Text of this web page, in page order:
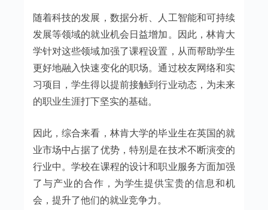
随着科技的发展，数据分析、人工智能和可持续
发展等领域的就业机会日益增加。因此，林肯大
学针对这些领域加强了课程设置，从而帮助学生
更好地融入快速变化的职场。通过校友网络和实
习项目，学生得以提前接触到行业动态，为未来
的职业生涯打下坚实的基础。
因此，综合来看，林肯大学的毕业生在英国的就
业市场中占据了优势，特别是在技术不断演变的
行业中。学校在课程的设计和职业服务方面加强
了与产业的合作，为学生提供宝贵的信息和机
会，提升了他们的就业竞争力。